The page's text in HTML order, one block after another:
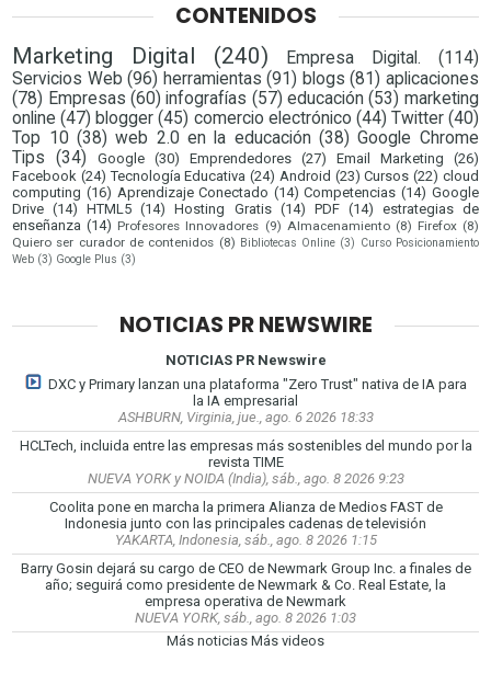
CONTENIDOS
Marketing Digital (240) Empresa Digital.
(114)
Servicios Web (96) herramientas (91) blogs (81) aplicaciones
(78) Empresas (60) infografías (57) educación (53) marketing
online (47) blogger (45) comercio electrónico (44) Twitter (40)
Top 10 (38) web 2.0 en la educación (38) Google Chrome
Tips
(34) Google (30) Emprendedores (27) Email Marketing
(26)
Facebook (24) Tecnología Educativa (24) Android (23) Cursos (22) cloud
computing (16) Aprendizaje Conectado (14) Competencias (14) Google
Drive (14) HTML5 (14) Hosting Gratis (14) PDF (14) estrategias de
enseñanza (14) Profesores Innovadores (9) Almacenamiento (8) Firefox (8)
Quiero ser curador de contenidos (8) Bibliotecas Online (3) Curso Posicionamiento
Web (3) Google Plus (3)
NOTICIAS PR NEWSWIRE
NOTICIAS PR Newswire
DXC y Primary lanzan una plataforma "Zero Trust" nativa de IA para
la IA empresarial
ASHBURN, Virginia, jue., ago. 6 2026 18:33
HCLTech, incluida entre las empresas más sostenibles del mundo por la
revista TIME
NUEVA YORK y NOIDA (India), sáb., ago. 8 2026 9:23
Coolita pone en marcha la primera Alianza de Medios FAST de
Indonesia junto con las principales cadenas de televisión
YAKARTA, Indonesia, sáb., ago. 8 2026 1:15
Barry Gosin dejará su cargo de CEO de Newmark Group Inc. a finales de
año; seguirá como presidente de Newmark & Co. Real Estate, la
empresa operativa de Newmark
NUEVA YORK, sáb., ago. 8 2026 1:03
Más noticias Más videos